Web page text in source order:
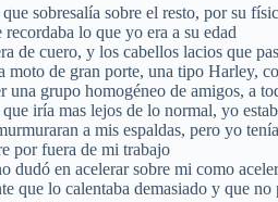
sobresalía sobre el resto, por su
lo que yo era a su edad
de cuero, y los cabellos lacios que
moto de gran porte, una tipo Harley,
una grupo homogéneo de amigos, a
iría mas lejos de lo normal, yo
a mis espaldas, pero yo
por fuera de mi trabajo
dudó en acelerar sobre mi como
que lo calentaba demasiado y que